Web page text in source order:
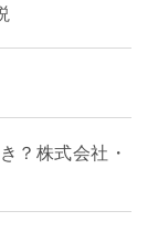
？株式会社・